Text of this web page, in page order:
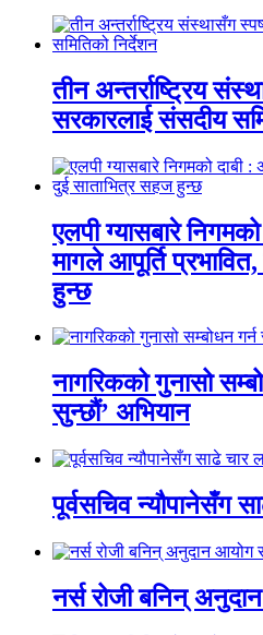
तीन अन्तर्राष्ट्रिय
सरकारलाई संसदीय
एलपी ग्यासबारे
मागले आपूर्ति
हुन्छ
नागरिकको गुनासो
सुन्छौं’ अभियान
पूर्वसचिव न्यौपानेसँग
नर्स रोजी बनिन्